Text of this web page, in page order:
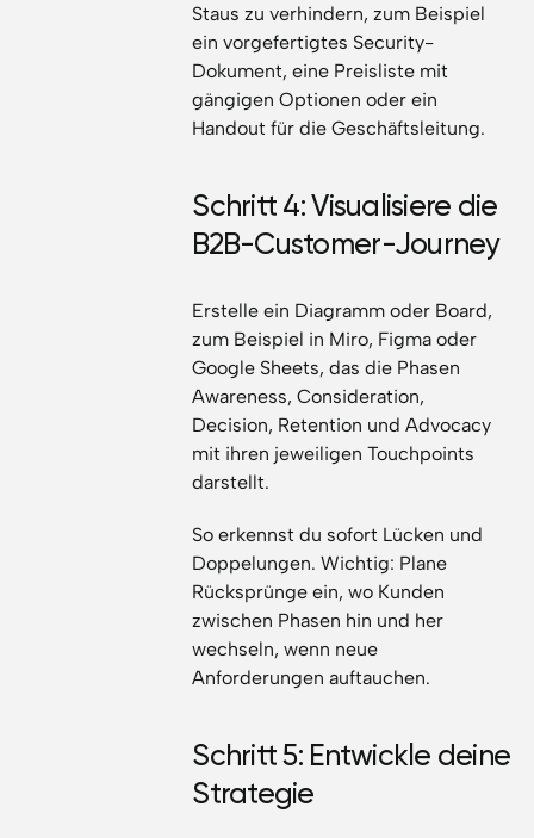
Staus zu verhindern, zum Beispiel
ein vorgefertigtes Security-
Dokument, eine Preisliste mit
gängigen Optionen oder ein
Handout für die Geschäftsleitung.
Schritt 4: Visualisiere die
B2B-Customer-Journey
Erstelle ein Diagramm oder Board,
zum Beispiel in Miro, Figma oder
Google Sheets, das die Phasen
Awareness, Consideration,
Decision, Retention und Advocacy
mit ihren jeweiligen Touchpoints
darstellt.
So erkennst du sofort Lücken und
Doppelungen. Wichtig: Plane
Rücksprünge ein, wo Kunden
zwischen Phasen hin und her
wechseln, wenn neue
Anforderungen auftauchen.
Schritt 5: Entwickle deine
Strategie